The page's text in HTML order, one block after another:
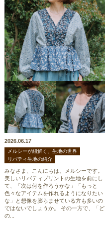
2026.06.17
メルシーが紐解く、生地の世界
リバティ生地の紹介
みなさま、こんにちは。メルシーです。
美しいリバティプリントの生地を前にし
て、「次は何を作ろうかな」「もっと
色々なアイテムを作れるようになりたい
な」と想像を膨らませている方も多いの
ではないでしょうか。 その一方で、「ど
の...